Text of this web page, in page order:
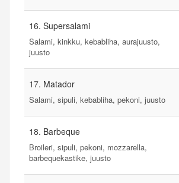
16. Supersalami
Salami, kinkku, kebabliha, aurajuusto,
juusto
17. Matador
Salami, sipuli, kebabliha, pekoni, juusto
18. Barbeque
Broileri, sipuli, pekoni, mozzarella,
barbequekastike, juusto